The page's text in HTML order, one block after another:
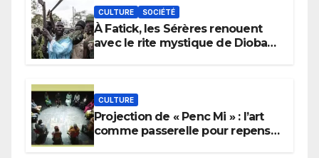
CULTURE SOCIÉTÉ
À Fatick, les Sérères renouent
avec le rite mystique de Diobaye
CULTURE
Projection de « Penc Mi » : l’art
comme passerelle pour repenser